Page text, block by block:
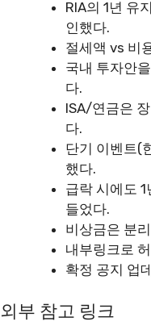
RIA의 1년 유
인했다.
절세액 vs 비
국내 투자안
다.
ISA/연금은
다.
단기 이벤트(
했다.
급락 시에도
들었다.
비상금은 분
내부링크로
확정 공지 업
외부 참고 링크